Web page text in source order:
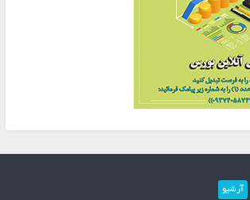
آرشیو